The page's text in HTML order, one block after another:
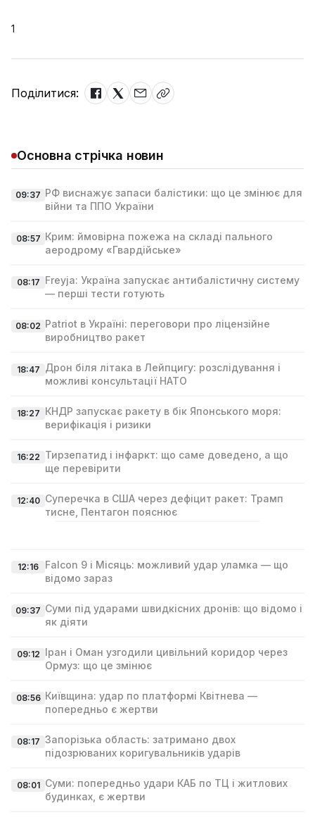
1
Поділитися:
Основна стрічка новин
09:37 РФ виснажує запаси балістики: що це змінює для
війни та ППО України
08:57 Крим: ймовірна пожежа на складі пального
аеродрому «Гвардійське»
08:17 Freyja: Україна запускає антибалістичну систему
— перші тести готують
08:02 Patriot в Україні: переговори про ліцензійне
виробництво ракет
18:47 Дрон біля літака в Лейпцигу: розслідування і
можливі консультації НАТО
18:27 КНДР запускає ракету в бік Японського моря:
верифікація і ризики
16:22 Тирзепатид і інфаркт: що саме доведено, а що
ще перевірити
12:40 Суперечка в США через дефіцит ракет: Трамп
тисне, Пентагон пояснює
12:16
Falcon 9 і Місяць: можливий удар уламка — що
відомо зараз
09:37 Суми під ударами швидкісних дронів: що відомо і
як діяти
09:12 Іран і Оман узгодили цивільний коридор через
Ормуз: що це змінює
08:56 Київщина: удар по платформі Квітнева —
попередньо є жертви
08:17 Запорізька область: затримано двох
підозрюваних коригувальників ударів
08:01 Суми: попередньо удари КАБ по ТЦ і житлових
будинках, є жертви